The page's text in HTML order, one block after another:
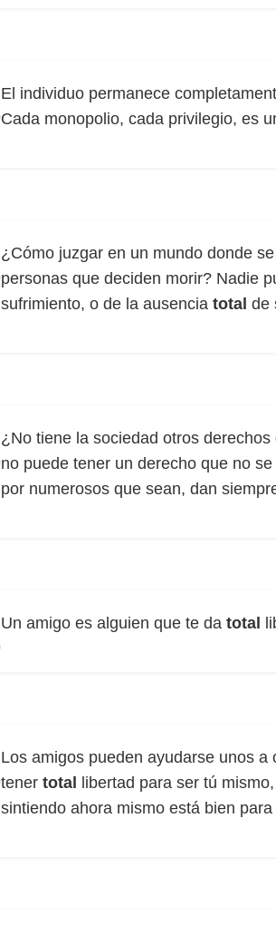
El individuo permanece
Cada monopolio, cada privilegio, es
¿Cómo juzgar en un mundo donde
personas que deciden morir? Nadie
sufrimiento, o de la ausencia total de
¿No tiene la sociedad otros
no puede tener un derecho que no
por numerosos que sean, dan
Un amigo es alguien que te da total
Los amigos pueden ayudarse unos
tener total
libertad para ser tú
sintiendo ahora mismo está bien para